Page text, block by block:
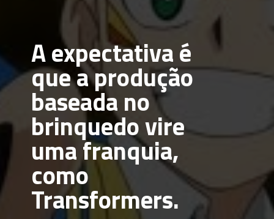
A expectativa é
que a produção
baseada no
brinquedo vire
uma franquia,
como
Transformers.